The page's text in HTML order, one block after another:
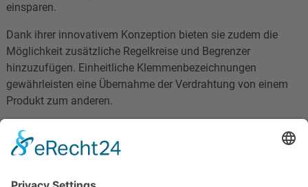
einsparen.
Dank ihrer innovativem Konzeption bieten sie zudem die
Möglichkeit zusätzliche Regelkreise und Begrenzer
hinzuzufügen. Einheitliche Klemmenbezeichnungen
gewährleisten eine Übernahme der Verdrahtung von einem
Produkt zum anderen.
Watlow GmbH
Lauchwasenstr. 1
76709 Kronau